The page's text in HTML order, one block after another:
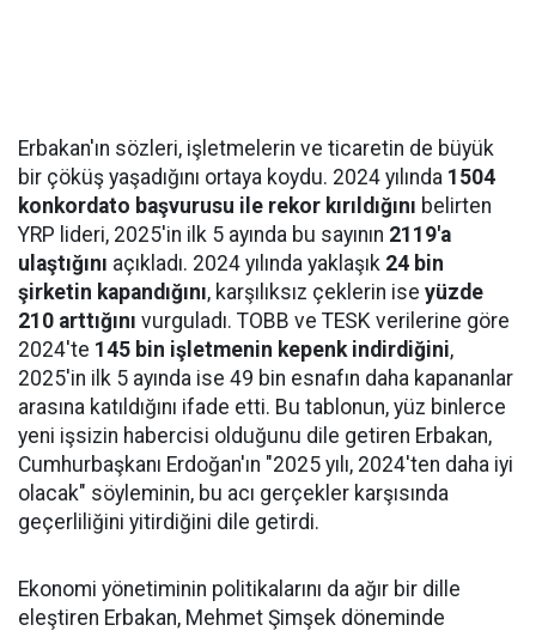
Erbakan'ın sözleri, işletmelerin ve ticaretin de büyük
bir çöküş yaşadığını ortaya koydu. 2024 yılında 1504
konkordato başvurusu ile rekor kırıldığını belirten
YRP lideri, 2025'in ilk 5 ayında bu sayının 2119'a
ulaştığını açıkladı. 2024 yılında yaklaşık 24 bin
şirketin kapandığını, karşılıksız çeklerin ise yüzde
210 arttığını vurguladı. TOBB ve TESK verilerine göre
2024'te 145 bin işletmenin kepenk indirdiğini,
2025'in ilk 5 ayında ise 49 bin esnafın daha kapananlar
arasına katıldığını ifade etti. Bu tablonun, yüz binlerce
yeni işsizin habercisi olduğunu dile getiren Erbakan,
Cumhurbaşkanı Erdoğan'ın "2025 yılı, 2024'ten daha iyi
olacak" söyleminin, bu acı gerçekler karşısında
geçerliliğini yitirdiğini dile getirdi.
Ekonomi yönetiminin politikalarını da ağır bir dille
eleştiren Erbakan, Mehmet Şimşek döneminde